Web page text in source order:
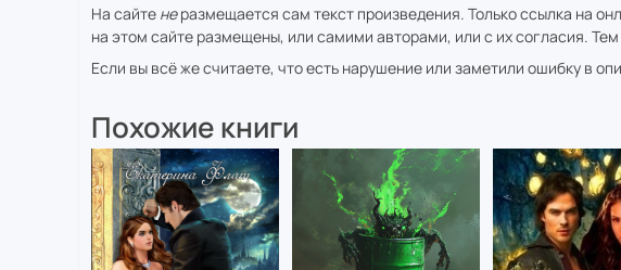
На сайте неразмещается сам текст произведения. Только ссылка на
на этом сайте размещены, или самими авторами, или с их согласия.
Если вы всё же считаете, что есть нарушение или заметили ошибку в
Похожие книги